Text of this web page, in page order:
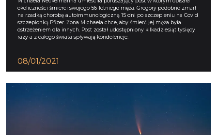
okoliczności śmierci swojego 56-letniego męża. Gregory podobno zmarł
na rzadką chorobę autoimmunologiczną 15 dni po szczepieniu na Covid
szczepionką Pfizer. Żona Michaela chce, aby śmierć jej męża była
ostrzeżeniem dla innych. Post został udostępniony kilkadziesiąt tysięcy
razy a z całego świata spływają kondolencje.
08/01/2021